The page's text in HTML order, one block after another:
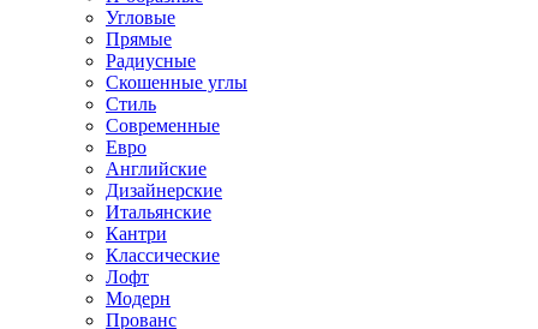
Угловые
Прямые
Радиусные
Скошенные углы
Стиль
Современные
Евро
Английские
Дизайнерские
Итальянские
Кантри
Классические
Лофт
Модерн
Прованс